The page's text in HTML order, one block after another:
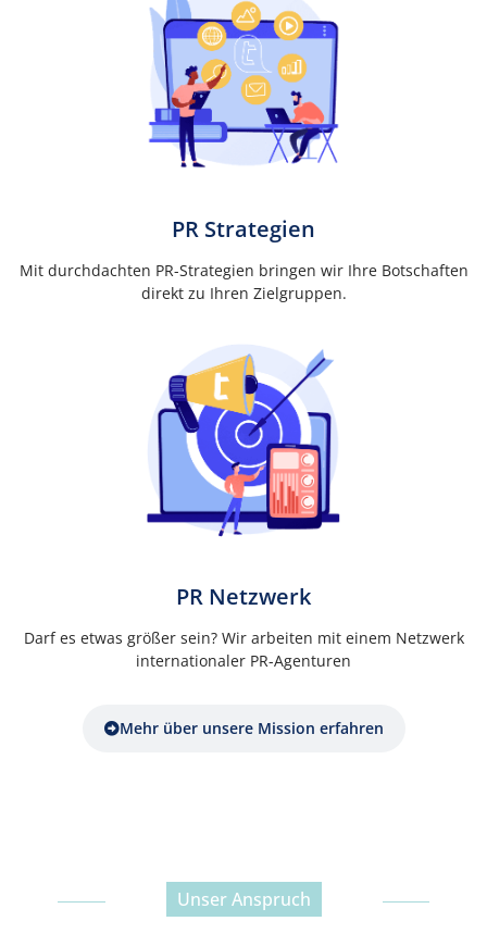
PR Strategien
Mit durchdachten PR-Strategien bringen wir Ihre Botschaften
direkt zu Ihren Zielgruppen.
PR Netzwerk
Darf es etwas größer sein? Wir arbeiten mit einem Netzwerk
internationaler PR-Agenturen
Mehr über unsere Mission erfahren
-----------------------------------------------
Unser Anspruch